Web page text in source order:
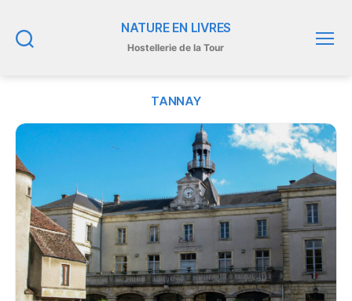
NATURE EN LIVRES
Hostellerie de la Tour
TANNAY